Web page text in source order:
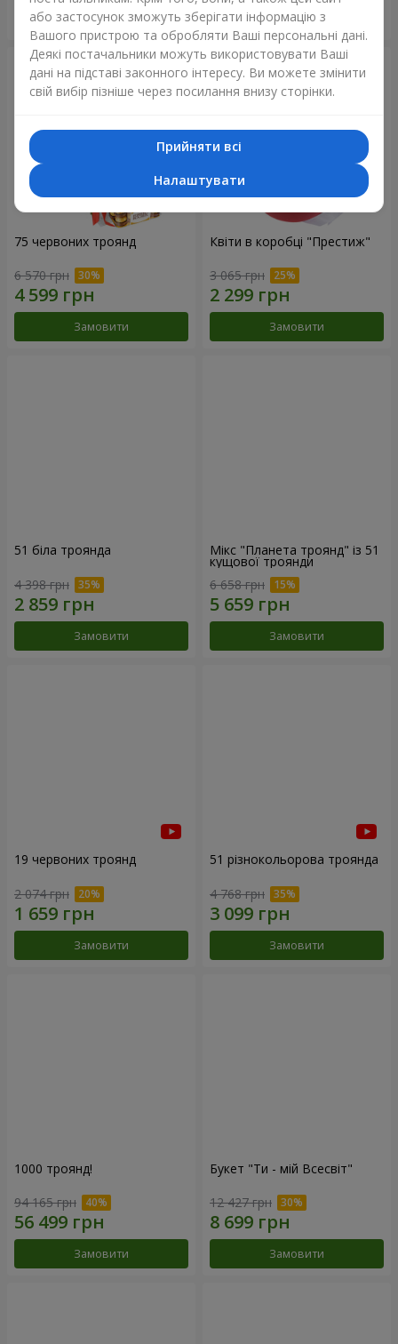
Замовити Замовити
75 червоних троянд
6 570 грн
Замовити
Квіти в коробці "Престиж"
3 065 грн
Замовити
51 біла троянда
4 398 грн
Замовити
Мікс "Планета троянд" із 51
кущової троянди
6 658 грн
Замовити
19 червоних троянд
2 074 грн
Замовити
51 різнокольорова троянда
4 768 грн
Замовити
1000 троянд!
94 165 грн
Замовити
Букет "Ти - мій Всесвіт"
12 427 грн
Замовити
або застосунок зможуть зберігати інформацію з
Вашого пристрою та обробляти Ваші персональні дані.
Деякі постачальники можуть використовувати Ваші
дані на підставі законного інтересу. Ви можете змінити
свій вибір пізніше через посилання внизу сторінки.
Прийняти всі
Налаштувати